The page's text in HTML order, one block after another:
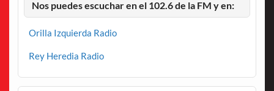
Nos puedes escuchar en el 102.6 de la FM y en:
Orilla Izquierda Radio
Rey Heredia Radio